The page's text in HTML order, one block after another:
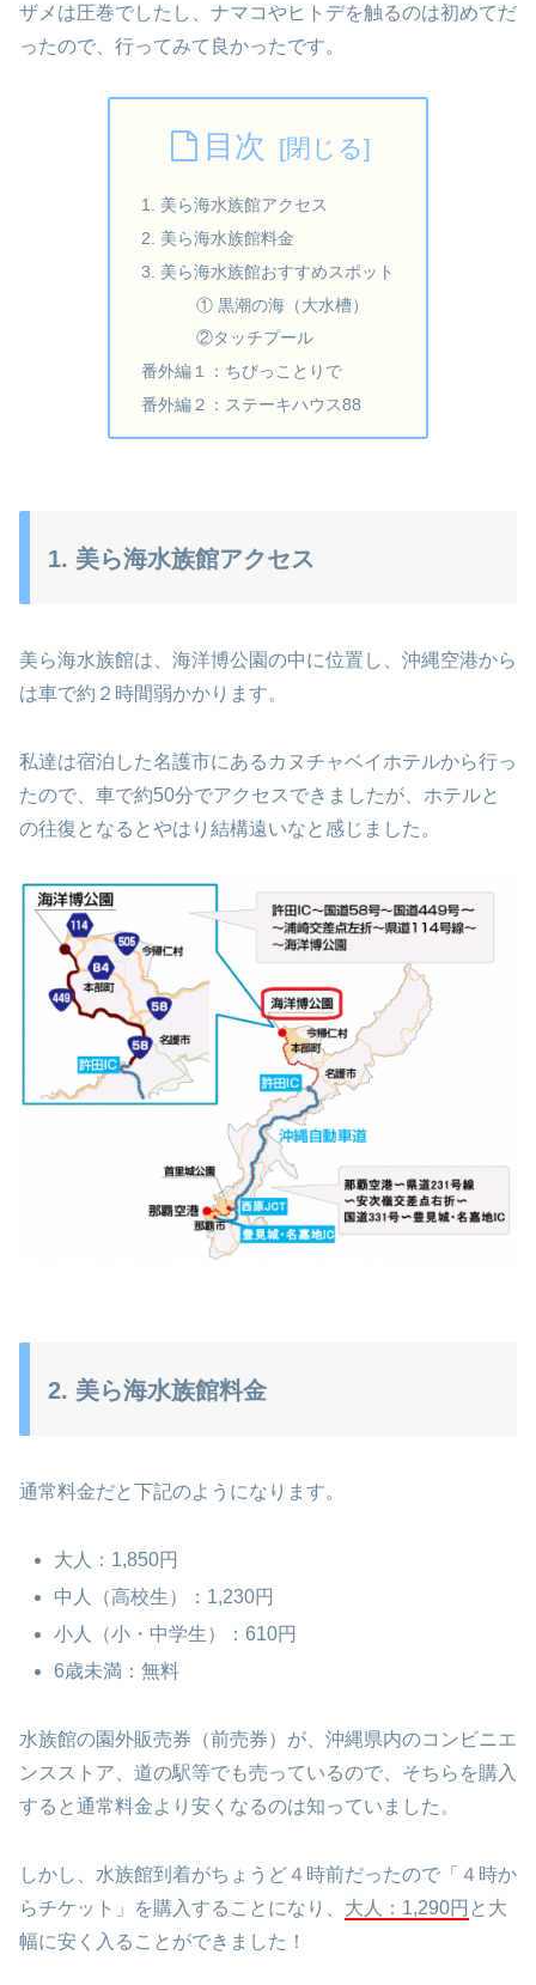
ザメは圧巻でしたし、ナマコやヒトデを触るのは初めてだ
ったので、行ってみて良かったです。
目次
1. 美ら海水族館アクセス
2. 美ら海水族館料金
3. 美ら海水族館おすすめスポット
① 黒潮の海（大水槽）
②タッチプール
番外編１：ちびっことりで
番外編２：ステーキハウス88
1. 美ら海水族館アクセス
美ら海水族館は、海洋博公園の中に位置し、沖縄空港から
は車で約２時間弱かかります。
私達は宿泊した名護市にあるカヌチャベイホテルから行っ
たので、車で約50分でアクセスできましたが、ホテルと
の往復となるとやはり結構遠いなと感じました。
2. 美ら海水族館料金
通常料金だと下記のようになります。
大人：1,850円
中人（高校生）：1,230円
小人（小・中学生）：610円
6歳未満：無料
水族館の園外販売券（前売券）が、沖縄県内のコンビニエ
ンスストア、道の駅等でも売っているので、そちらを購入
すると通常料金より安くなるのは知っていました。
しかし、水族館到着がちょうど４時前だったので「４時か
らチケット」を購入することになり、 大人：1,290円 と大
幅に安く入ることができました！